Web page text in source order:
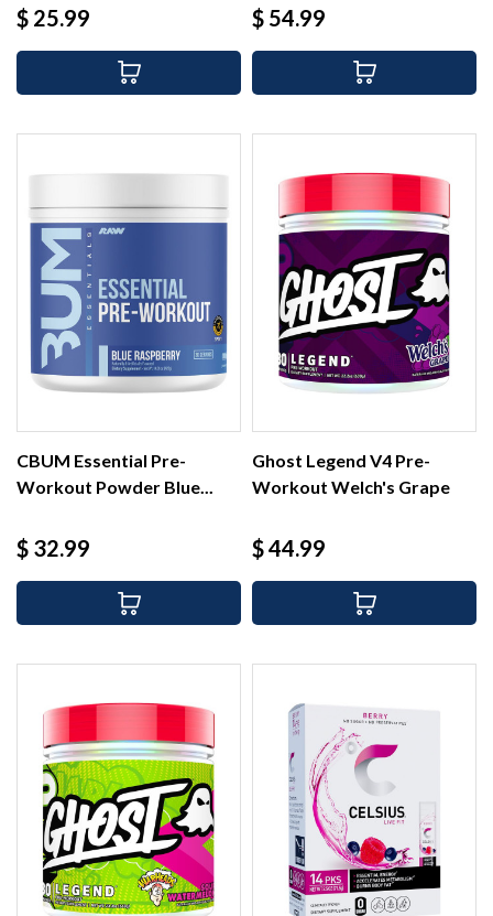
Precio
$ 25.99 Precio
$ 54.99
CBUM Essential Pre-
Workout Powder Blue...
Precio
$ 32.99
Ghost Legend V4 Pre-
Workout Welch's Grape
Precio
$ 44.99